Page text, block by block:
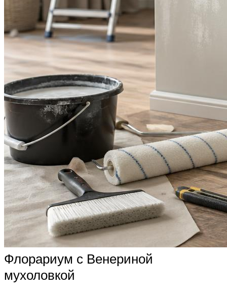
Флорариум с Венериной
мухоловкой